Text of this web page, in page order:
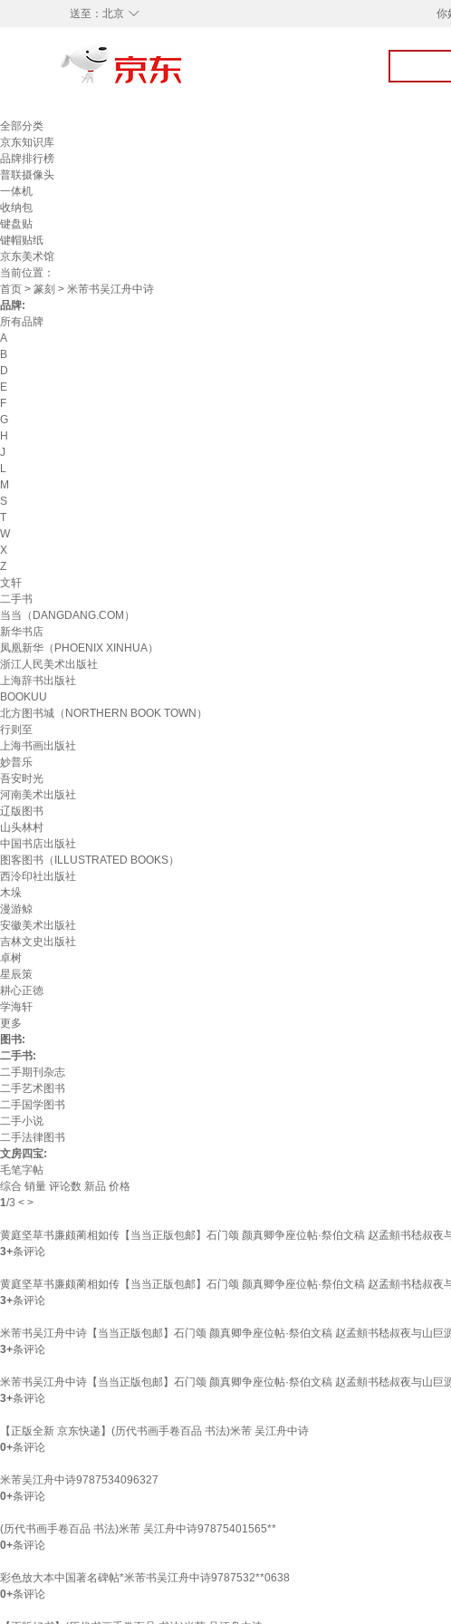
◇
送至： 北京 你
全部分类
京东知识库
品牌排行榜
普联摄像头
一体机
收纳包
键盘贴
键帽贴纸
京东美术馆
当前位置：
首页 > 篆刻 > 米芾书吴江舟中诗
品牌:
所有品牌
A
B
D
E
F
G
H
J
L
M
S
T
W
X
Z
文轩
二手书
当当（DANGDANG.COM）
新华书店
凤凰新华（PHOENIX XINHUA）
浙江人民美术出版社
上海辞书出版社
BOOKUU
北方图书城（NORTHERN BOOK TOWN）
行则至
上海书画出版社
妙普乐
吾安时光
河南美术出版社
辽版图书
山头林村
中国书店出版社
图客图书（ILLUSTRATED BOOKS）
西泠印社出版社
木垛
漫游鲸
安徽美术出版社
吉林文史出版社
卓树
星辰策
耕心正徳
学海轩
更多
图书:
二手书:
二手期刊杂志
二手艺术图书
二手国学图书
二手小说
二手法律图书
文房四宝:
毛笔字帖
综合 销量 评论数 新品 价格
1/3 < >
黄庭坚草书廉颇蔺相如传【当当正版包邮】石门颂 颜真卿争座位帖·祭伯文稿 赵孟頫书嵇叔
3+条评论
黄庭坚草书廉颇蔺相如传【当当正版包邮】石门颂 颜真卿争座位帖·祭伯文稿 赵孟頫书嵇叔
3+条评论
米芾书吴江舟中诗【当当正版包邮】石门颂 颜真卿争座位帖·祭伯文稿 赵孟頫书嵇叔夜与山
3+条评论
米芾书吴江舟中诗【当当正版包邮】石门颂 颜真卿争座位帖·祭伯文稿 赵孟頫书嵇叔夜与山
3+条评论
【正版全新 京东快递】(历代书画手卷百品 书法)米芾 吴江舟中诗
0+条评论
米芾吴江舟中诗9787534096327
0+条评论
(历代书画手卷百品 书法)米芾 吴江舟中诗97875401565**
0+条评论
彩色放大本中国著名碑帖*米芾书吴江舟中诗9787532**0638
0+条评论